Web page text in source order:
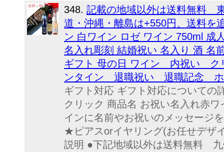
348. 記載の地域以外は送料無料
道・沖縄・離島は+550円、送料を
ン 白ワイン ロゼ ワイン 750ml 成
名入れ彫刻 結婚祝い 名入り 酒
ギフト 母の日 ワイン 内祝い
ンタイン 退職祝い 退職記念 ホ
ギフト対応 ギフト対応について
クリック 商品名 お祝い名入れ赤
インに名前やお祝いのメッセージ
★ピアスorイヤリング(お任せデザ
説明 ●下記地域以外は送料無料